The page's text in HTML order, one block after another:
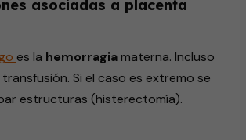
asociadas a placenta
es la hemorragiamaterna. Incluso
Si el caso es extremo se
estructuras (histerectomía).